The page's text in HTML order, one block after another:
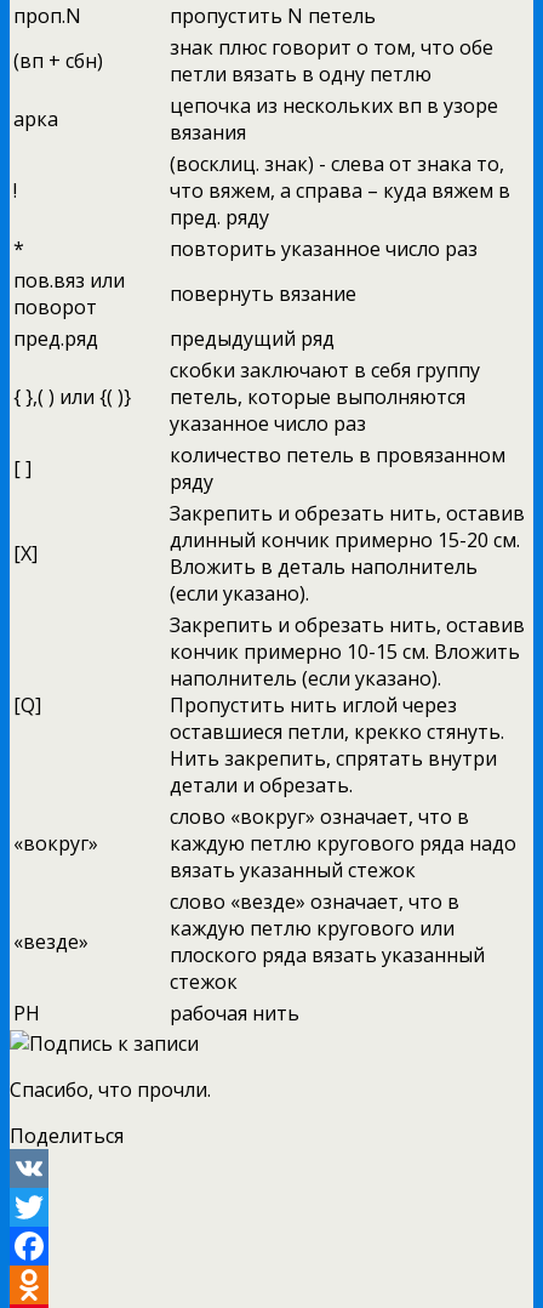
проп.N
пропустить N петель
(вп + сбн)
знак плюс говорит о том, что обе
петли вязать в одну петлю
арка
цепочка из нескольких вп в узоре
вязания
!
(восклиц. знак) - слева от знака то,
что вяжем, а справа – куда вяжем в
пред. ряду
*
повторить указанное число раз
пов.вяз или
поворот
повернуть вязание
пред.ряд
предыдущий ряд
{ },( ) или {( )}
скобки заключают в себя группу
петель, которые выполняются
указанное число раз
[ ]
количество петель в провязанном
ряду
[X]
Закрепить и обрезать нить, оставив
длинный кончик примерно 15-20 см.
Вложить в деталь наполнитель
(если указано).
[Q]
Закрепить и обрезать нить, оставив
кончик примерно 10-15 см. Вложить
наполнитель (если указано).
Пропустить нить иглой через
оставшиеся петли, крекко стянуть.
Нить закрепить, спрятать внутри
детали и обрезать.
«вокруг»
слово «вокруг» означает, что в
каждую петлю кругового ряда надо
вязать указанный стежок
«везде»
слово «везде» означает, что в
каждую петлю кругового или
плоского ряда вязать указанный
стежок
РН
рабочая нить
Спасибо, что прочли.
Поделиться
VK
Twitter
Facebook